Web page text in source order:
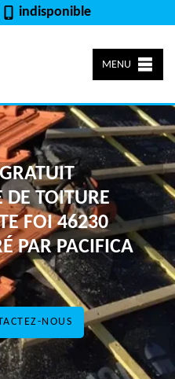
indisponible
MENU
NOUS
DE TOITURE
FOI 46230
PAR PACIFICA